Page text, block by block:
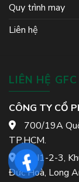
Quy trình may
Liên hệ
LIÊN HỆ GFC
CÔNG TY CỔ
700/19A
TP.HCM.
Lô I1-2-3,
Đức Hoà, Long